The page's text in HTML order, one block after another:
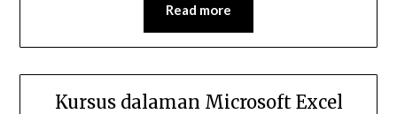
Read more
Kursus dalaman Microsoft Excel